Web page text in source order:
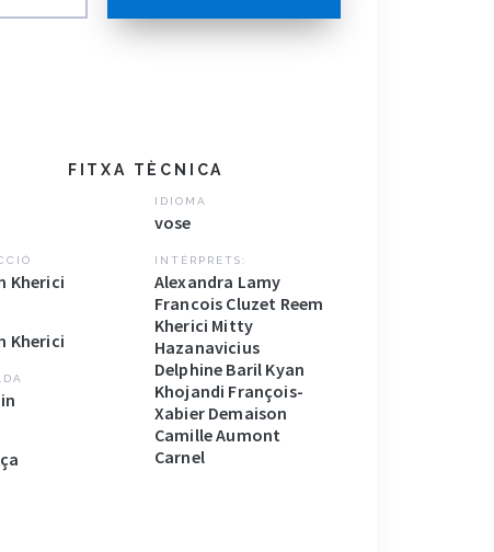
FITXA TÈCNICA
Kherici
Kherici
IDIOMA
vose
INTÈRPRETS:
Alexandra Lamy
Francois Cluzet Reem
Kherici Mitty
Hazanavicius
Delphine Baril Kyan
Khojandi François-
Xabier Demaison
Camille Aumont
Carnel